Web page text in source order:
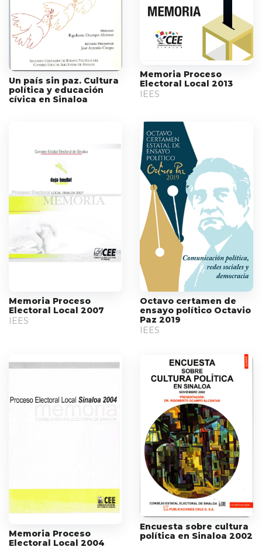
Un país sin paz. Cultura
política y educación
cívica en Sinaloa
Memoria Proceso
Electoral Local 2013
IEES
Memoria Proceso
Electoral Local 2007
IEES
Octavo certamen de
ensayo político Octavio
Paz 2019
IEES
Memoria Proceso
Electoral Local 2004
Encuesta sobre cultura
política en Sinaloa 2002